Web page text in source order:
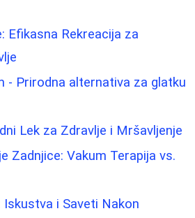
Efikasna Rekreacija za
- Prirodna alternativa za glatku
Lek za Zdravlje i Mršavljenje
Zadnjice: Vakum Terapija vs.
i Saveti Nakon